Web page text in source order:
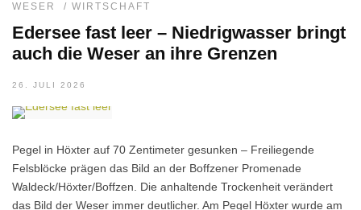
WESER
/ WIRTSCHAFT
Edersee fast leer – Niedrigwasser bringt
auch die Weser an ihre Grenzen
26. JULI 2026
Pegel in Höxter auf 70 Zentimeter gesunken – Freiliegende
Felsblöcke prägen das Bild an der Boffzener Promenade
Waldeck/Höxter/Boffzen. Die anhaltende Trockenheit verändert
das Bild der Weser immer deutlicher. Am Pegel Höxter wurde am